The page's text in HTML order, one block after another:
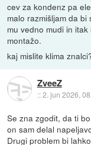
cev za kondenz pa
malo razmišljam da
mu vedno mudi in
montažo.
kaj mislite klima
ZveeZ
::2. jun 2026,
Se zna zgodit, da ti
on sam delal
Drugi problem bi